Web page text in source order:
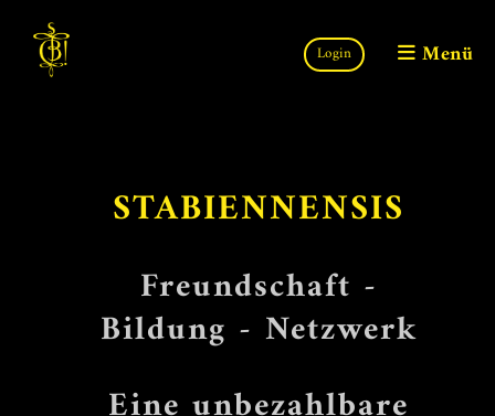
Login Menü
STABIENNENSIS
Freundschaft -
Bildung - Netzwerk